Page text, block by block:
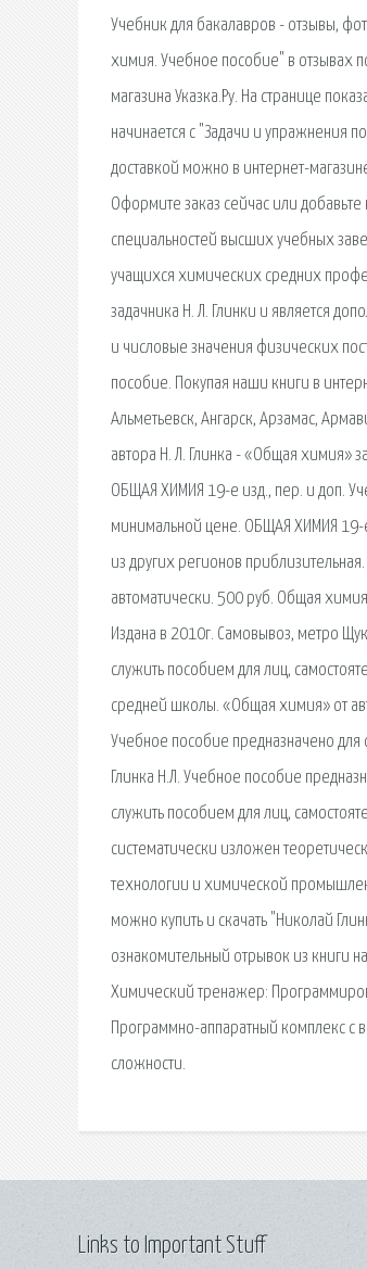
Учебник для бакалавров - отзывы,
химия. Учебное пособие" в отзывах
магазина Указка.Ру. На странице
начинается с "Задачи и упражнения
доставкой можно в интернет-
Оформите заказ сейчас или
специальностей высших учебных
учащихся химических средних
задачника Н. Л. Глинки и является
и числовые значения физических
пособие. Покупая наши книги в
Альметьевск, Ангарск, Арзамас,
автора Н. Л. Глинка - «Общая химия»
ОБЩАЯ ХИМИЯ 19-е изд., пер. и доп.
минимальной цене. ОБЩАЯ ХИМИЯ 19-е
из других регионов
автоматически. 500 руб. Общая
Издана в 2010г. Самовывоз, метро
служить пособием для лиц,
средней школы. «Общая химия» от
Учебное пособие предназначено
Глинка Н.Л. Учебное пособие
служить пособием для лиц,
систематически изложен
технологии и химической
можно купить и скачать "Николай
ознакомительный отрывок из книги
Химический тренажер:
Программно-аппаратный комплекс с
сложности.
Links to Important Stuff